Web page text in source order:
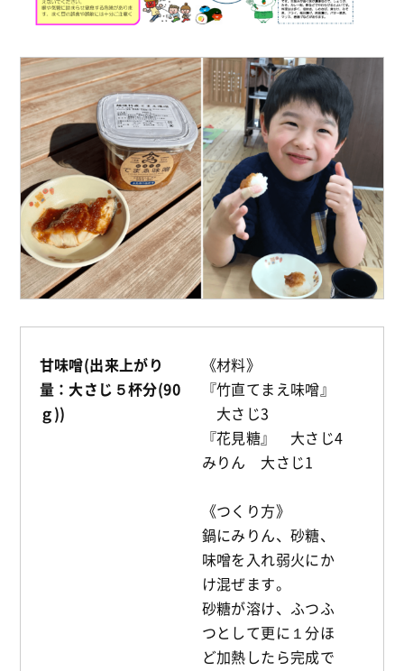
甘味噌(出来上がり
量：大さじ５杯分(90
ｇ))
《材料》
『竹直てまえ味噌』
大さじ3
『花見糖』 大さじ4
みりん 大さじ1
《つくり方》
鍋にみりん、砂糖、
味噌を入れ弱火にか
け混ぜます。
砂糖が溶け、ふつふ
つとして更に１分ほ
ど加熱したら完成で